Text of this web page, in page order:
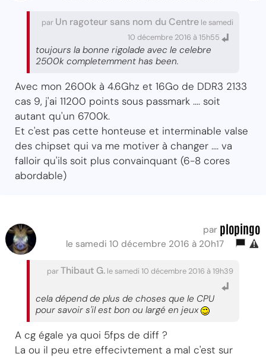
par Un ragoteur sans nom du Centre le samedi
10 décembre 2016 à 15h55
toujours la bonne rigolade avec le celebre
2500k completemment has been.
Avec mon 2600k à 4.6Ghz et 16Go de DDR3 2133
cas 9, j'ai 11200 points sous passmark .... soit
autant qu'un 6700k.
Et c'est pas cette honteuse et interminable valse
des chipset qui va me motiver à changer .... va
falloir qu'ils soit plus convainquant (6-8 cores
abordable)
par plopingo
le samedi 10 décembre 2016 à 20h17
parThibaut G. le samedi 10 décembre 2016 à 19h39
cela dépend de plus de choses que le CPU
pour savoir s'il est bon ou largé en jeux
A cg égale ya quoi 5fps de diff ?
La ou il peu etre effecivtement a mal c'est sur